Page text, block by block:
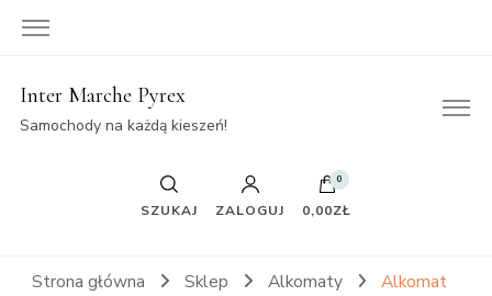
Inter Marche Pyrex
Samochody na każdą kieszeń!
SZUKAJ ZALOGUJ
0
0,00ZŁ
Strona główna Sklep Alkomaty
Alkomat